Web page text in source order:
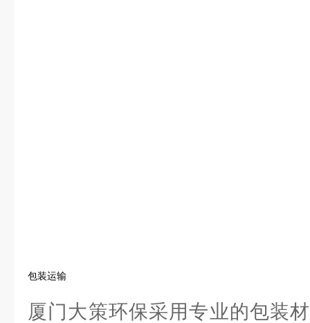
包装运输
厦门大策环保采用专业的包装